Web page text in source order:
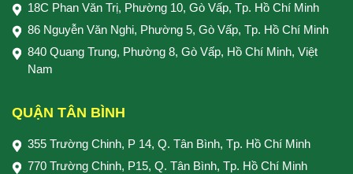
18C Phan Văn Trị, Phường 10, Gò Vấp, Tp. Hồ Chí Minh
86 Nguyễn Văn Nghi, Phường 5, Gò Vấp, Tp. Hồ Chí Minh
840 Quang Trung, Phường 8, Gò Vấp, Hồ Chí Minh, Việt
Nam
QUẬN TÂN BÌNH
355 Trường Chinh, P 14, Q. Tân Bình, Tp. Hồ Chí Minh
770 Trường Chinh, P15, Q. Tân Bình, Tp. Hồ Chí Minh